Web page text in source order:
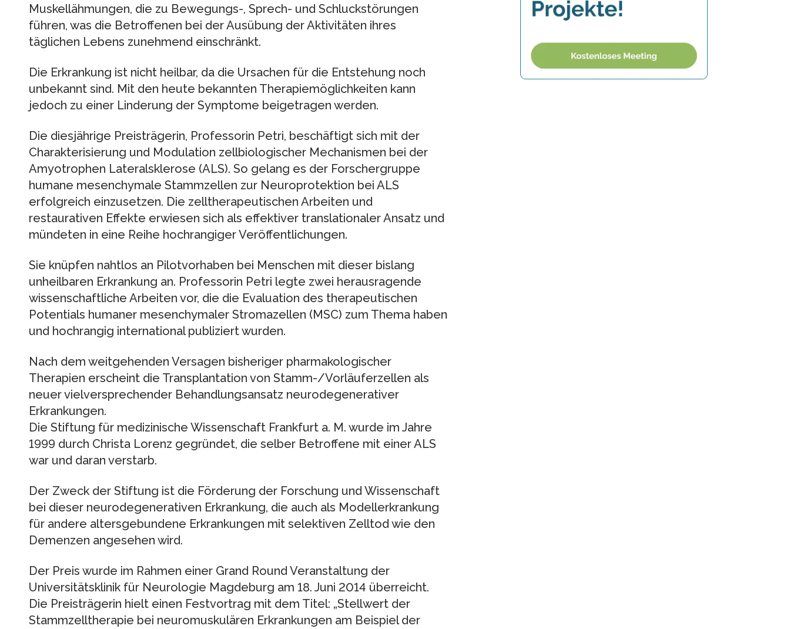
Muskellähmungen, die zu Bewegungs-, Sprech- und Schluckstörungen
führen, was die Betroffenen bei der Ausübung der Aktivitäten ihres
täglichen Lebens zunehmend einschränkt.
Die Erkrankung ist nicht heilbar, da die Ursachen für die Entstehung noch
unbekannt sind. Mit den heute bekannten Therapiemöglichkeiten kann
jedoch zu einer Linderung der Symptome beigetragen werden.
Die diesjährige Preisträgerin, Professorin Petri, beschäftigt sich mit der
Charakterisierung und Modulation zellbiologischer Mechanismen bei der
Amyotrophen Lateralsklerose (ALS). So gelang es der Forschergruppe
humane mesenchymale Stammzellen zur Neuroprotektion bei ALS
erfolgreich einzusetzen. Die zelltherapeutischen Arbeiten und
restaurativen Effekte erwiesen sich als effektiver translationaler Ansatz und
mündeten in eine Reihe hochrangiger Veröffentlichungen.
Sie knüpfen nahtlos an Pilotvorhaben bei Menschen mit dieser bislang
unheilbaren Erkrankung an. Professorin Petri legte zwei herausragende
wissenschaftliche Arbeiten vor, die die Evaluation des therapeutischen
Potentials humaner mesenchymaler Stromazellen (MSC) zum Thema haben
und hochrangig international publiziert wurden.
Nach dem weitgehenden Versagen bisheriger pharmakologischer
Therapien erscheint die Transplantation von Stamm-/Vorläuferzellen als
neuer vielversprechender Behandlungsansatz neurodegenerativer
Erkrankungen.
Die Stiftung für medizinische Wissenschaft Frankfurt a. M. wurde im Jahre
1999 durch Christa Lorenz gegründet, die selber Betroffene mit einer ALS
war und daran verstarb.
Der Zweck der Stiftung ist die Förderung der Forschung und Wissenschaft
bei dieser neurodegenerativen Erkrankung, die auch als Modellerkrankung
für andere altersgebundene Erkrankungen mit selektiven Zelltod wie den
Demenzen angesehen wird.
Der Preis wurde im Rahmen einer Grand Round Veranstaltung der
Universitätsklinik für Neurologie Magdeburg am 18. Juni 2014 überreicht.
Die Preisträgerin hielt einen Festvortrag mit dem Titel: „Stellwert der
Stammzelltherapie bei neuromuskulären Erkrankungen am Beispiel der